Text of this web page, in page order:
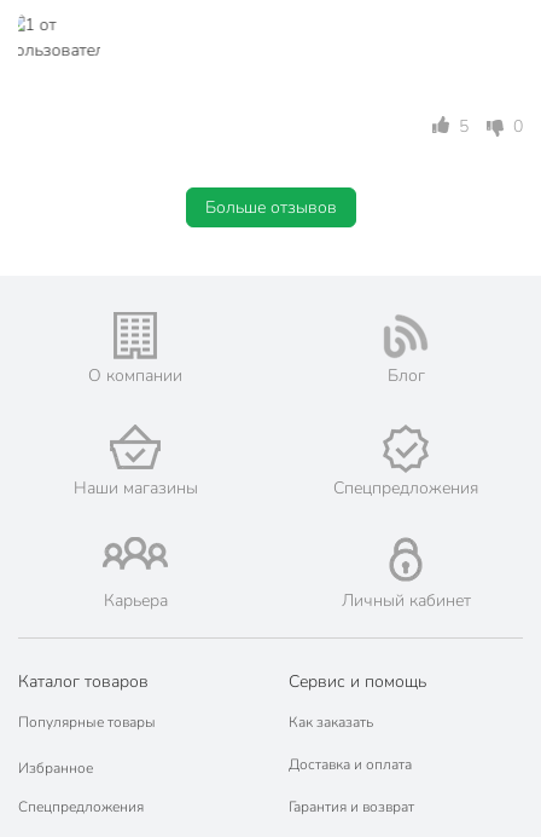
5 0
Больше отзывов
О компании Блог
Наши магазины Спецпредложения
Карьера Личный кабинет
Каталог товаров
Популярные товары
Избранное
Спецпредложения
Сервис и помощь
Как заказать
Доставка и оплата
Гарантия и возврат